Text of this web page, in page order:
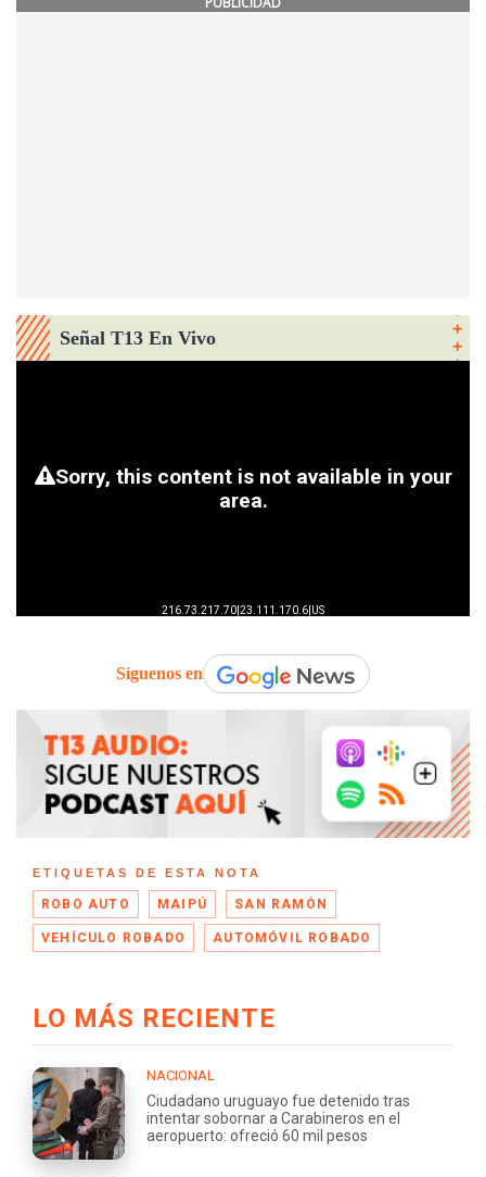
Señal T13 En Vivo
Síguenos en
ETIQUETAS DE ESTA NOTA
ROBO AUTO MAIPÚ SAN RAMÓN
VEHÍCULO ROBADO AUTOMÓVIL ROBADO
LO MÁS RECIENTE
NACIONAL
Ciudadano uruguayo fue detenido tras
intentar sobornar a Carabineros en el
aeropuerto: ofreció 60 mil pesos